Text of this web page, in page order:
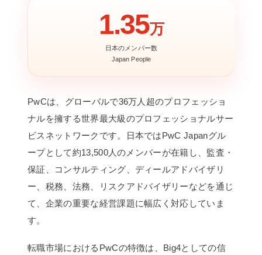
1.35万
日本のメンバー数
Japan People
PwCは、グローバルで36万人超のプロフェッショ
ナルを擁する世界最大級のプロフェッショナルサー
ビスネットワークです。日本ではPwC Japanグル
ープとして約13,500人のメンバーが在籍し、監査・
保証、コンサルティング、ディールアドバイザリ
ー、税務、法務、リスクアドバイザリーなどを通じ
て、企業の重要な経営課題に幅広く対応していま
す。
転職市場におけるPwCの特徴は、Big4としての信